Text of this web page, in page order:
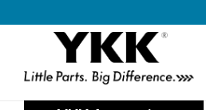
content